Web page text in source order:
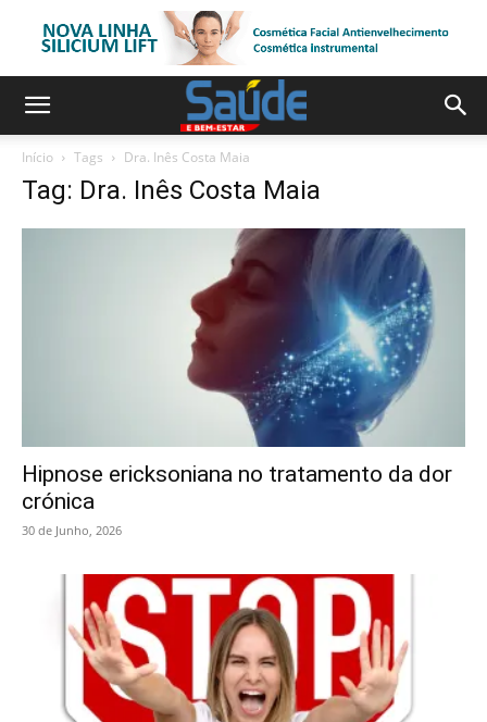
Início Tags Dra. Inês Costa Maia
Tag: Dra. Inês Costa Maia
Hipnose ericksoniana no tratamento da dor
crónica
30 de Junho, 2026